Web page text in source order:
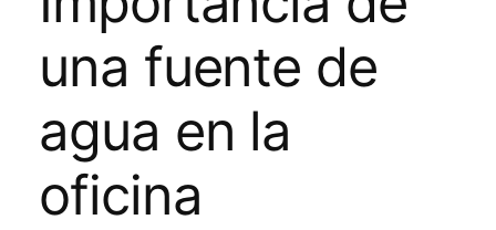
una fuente de
agua en la
oficina